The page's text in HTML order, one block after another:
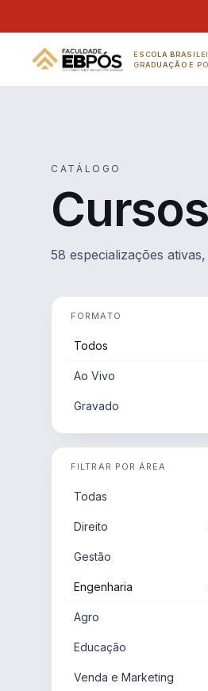
ESCOLA
GRADUAÇÃO E
CATÁLOGO
58 especializações
FORMATO
Todos
Ao Vivo
Gravado
FILTRAR POR ÁREA
Todas
Direito
Gestão
Engenharia
Agro
Educação
Venda e Marketing